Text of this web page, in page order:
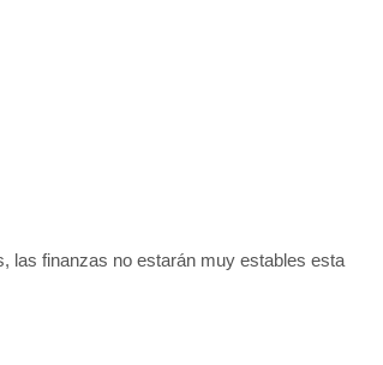
las finanzas no estarán muy estables esta